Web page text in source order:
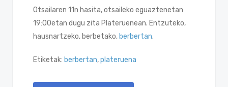
Otsailaren 11n hasita, otsaileko eguaztenetan
19:00etan dugu zita Plateruenean. Entzuteko,
hausnartzeko, berbetako, berbertan.
Etiketak: berbertan,plateruena